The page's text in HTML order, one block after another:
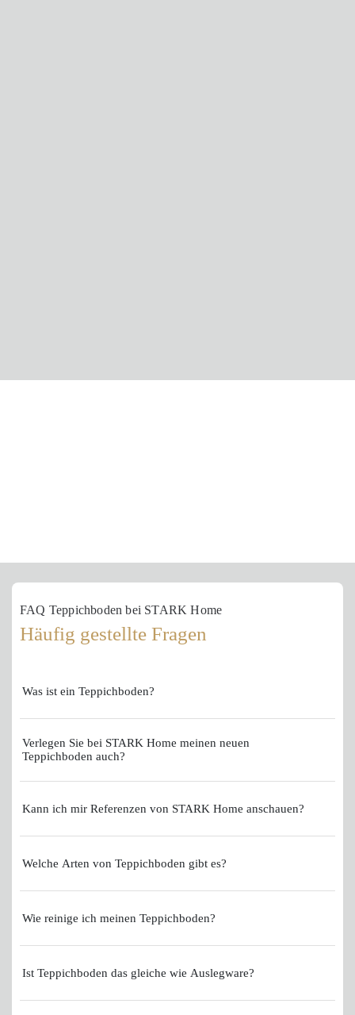
FAQ Teppichboden bei STARK Home
Häufig gestellte Fragen
Was ist ein Teppichboden?
Verlegen Sie bei STARK Home meinen neuen
Teppichboden auch?
Kann ich mir Referenzen von STARK Home anschauen?
Welche Arten von Teppichboden gibt es?
Wie reinige ich meinen Teppichboden?
Ist Teppichboden das gleiche wie Auslegware?